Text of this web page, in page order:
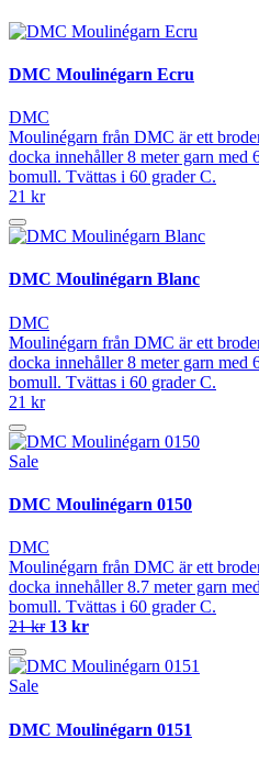
DMC Moulinégarn Ecru
DMC
Moulinégarn från DMC är ett
docka innehåller 8 meter garn med
bomull. Tvättas i 60 grader C.
21 kr
DMC Moulinégarn Blanc
DMC
Moulinégarn från DMC är ett
docka innehåller 8 meter garn med
bomull. Tvättas i 60 grader C.
21 kr
Sale
DMC Moulinégarn 0150
DMC
Moulinégarn från DMC är ett
docka innehåller 8.7 meter garn
bomull. Tvättas i 60 grader C.
21 kr 13 kr
Sale
DMC Moulinégarn 0151